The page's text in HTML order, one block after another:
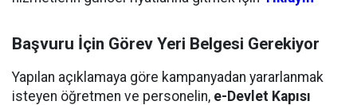
Başvuru İçin Görev Yeri Belgesi Gerekiyor
Yapılan açıklamaya göre kampanyadan yararlanmak
isteyen öğretmen ve personelin, e-Devlet Kapısı